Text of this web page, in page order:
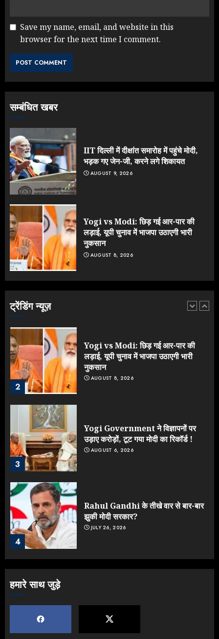
Save my name, email, and website in this
browser for the next time I comment.
सम्बंधित खबर
IIT दिल्ली में दीक्षांत समारोह में पहुंचे मोदी,
भड़क गए जेन-जी, करने लगे शिकायत
AUGUST 9, 2026
Yogi vs Modi: छिड़ गई आर-पार की
लड़ाई, यूपी चुनाव में भाजपा उठाएगी भारी
नुकसान
AUGUST 8, 2026
ट्रेंडिंग न्यूज़
Yogi Government ने विज्ञापनों पर
4
5
JULY 24, 2026
1
भड़क गए जेन-जी, करने लगे शिकायत
2
Yogi vs Modi: छिड़ गई आर-पार की
लड़ाई, यूपी चुनाव में भाजपा उठाएगी भारी
नुकसान
AUGUST 8, 2026
3
Yogi Government ने विज्ञापनों पर
उड़ाए करोड़ों, टूट गया मोदी का रिकॉर्ड !
AUGUST 6, 2026
4
Rahul Gandhi के तीखे वार से बार-बार
झुकी मोदी सरकार?
JULY 26, 2026
JULY 24, 2026
हमारे साथ जुड़े